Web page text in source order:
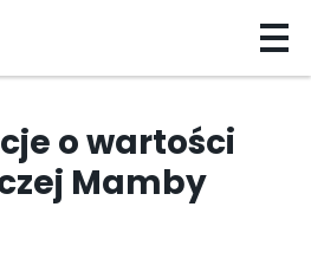
o wartości
Mamby